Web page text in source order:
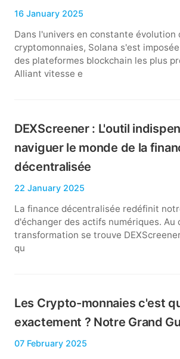
16 January 2025
Dans l'univers en constante évolution
cryptomonnaies, Solana s'est
des plateformes blockchain les plus
Alliant vitesse e
DEXScreener : L'outil
naviguer le monde de la
décentralisée
22 January 2025
La finance décentralisée redéfinit
d'échanger des actifs numériques.
transformation se trouve
qu
Les Crypto-monnaies c'est
exactement ? Notre Grand
07 February 2025